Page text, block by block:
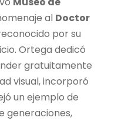
al Doctor
por su
Ortega dedicó
gratuitamente
visual, incorporó
un ejemplo de
generaciones,